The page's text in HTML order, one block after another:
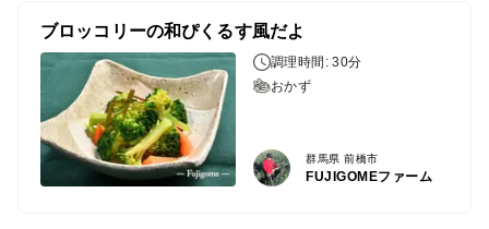
ブロッコリーの和ぴくるす風だよ
調理時間: 30分
おかず
群馬県 前橋市
FUJIGOMEファーム